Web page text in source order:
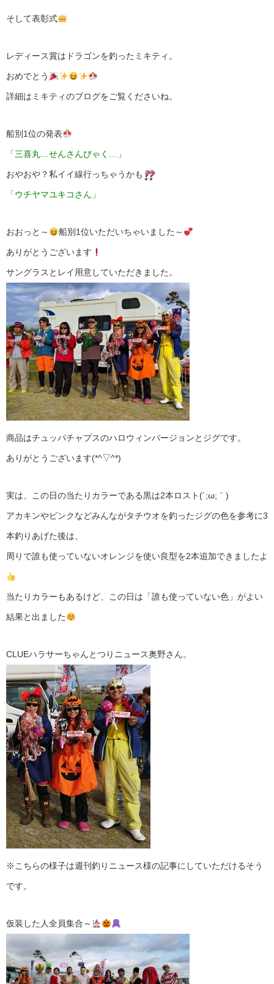
そして表彰式
レディース賞はドラゴンを釣ったミキティ。
おめでとう
詳細はミキティのブログをご覧くださいね。
船別1位の発表
「三喜丸…せんさんびゃく…」
おやおや？私イイ線行っちゃうかも
「ウチヤマユキコさん」
おおっと～ 船別1位いただいちゃいました～
ありがとうございます
サングラスとレイ用意していただきました。
商品はチュッパチャプスのハロウィンバージョンとジグです。
ありがとうございます(*^▽^*)
実は、この日の当たりカラーである黒は2本ロスト(´;ω;｀)
アカキンやピンクなどみんながタチウオを釣ったジグの色を参考に3
本釣りあげた後は、
周りで誰も使っていないオレンジを使い良型を2本追加できましたよ
当たりカラーもあるけど、この日は「誰も使っていない色」がよい
結果と出ました
CLUEハラサーちゃんとつりニュース奥野さん。
※こちらの様子は週刊釣りニュース様の記事にしていただけるそう
です。
仮装した人全員集合～